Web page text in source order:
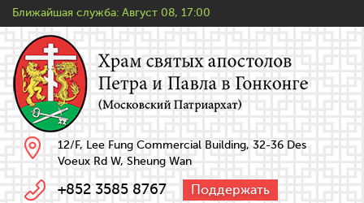
Ближайшая служба: Август 08, 17:00
12/F, Lee Fung Commercial Building, 32-36 Des
Voeux Rd W, Sheung Wan
+852 3585 8767 Поддержать